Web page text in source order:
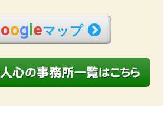
oogleマップ